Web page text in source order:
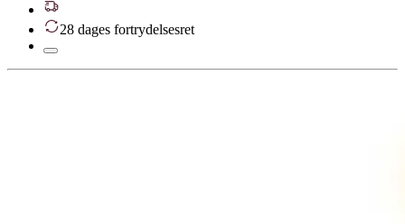
28 dages fortrydelsesret